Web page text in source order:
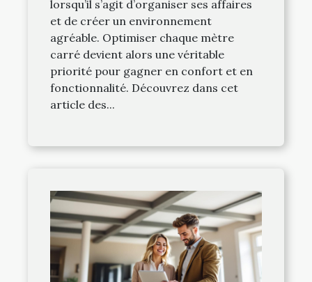
lorsqu’il s’agit d’organiser ses affaires
et de créer un environnement
agréable. Optimiser chaque mètre
carré devient alors une véritable
priorité pour gagner en confort et en
fonctionnalité. Découvrez dans cet
article des...